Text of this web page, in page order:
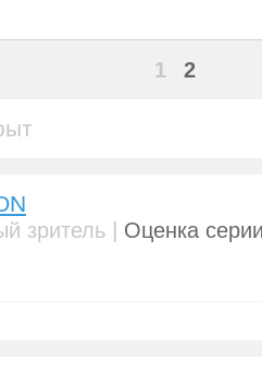
1 2
зритель | Оценка